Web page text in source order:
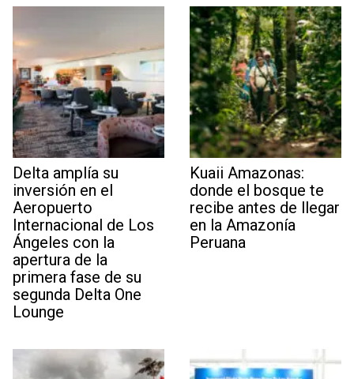
Delta amplía su
inversión en el
Aeropuerto
Internacional de Los
Ángeles con la
apertura de la
primera fase de su
segunda Delta One
Lounge
Kuaii Amazonas:
donde el bosque te
recibe antes de llegar
en la Amazonía
Peruana